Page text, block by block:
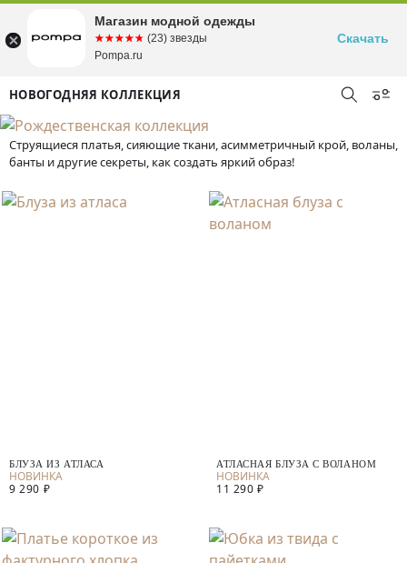
НОВОГОДНЯЯ КОЛЛЕКЦИЯ
Струящиеся платья, сияющие ткани, асимметричный крой, воланы,
банты и другие секреты, как создать яркий образ!
БЛУЗА ИЗ АТЛАСА
9 290 ₽
АТЛАСНАЯ БЛУЗА С ВОЛАНОМ
11 290 ₽
Магазин модной одежды
☆☆☆☆☆
★★★★★ (23) звезды
Pompa.ru
Скачать